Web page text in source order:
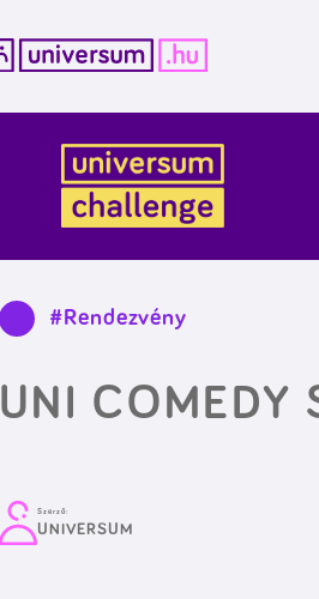
#Rendezvény
UNI COMEDY
Szerző:
UNIVERSUM